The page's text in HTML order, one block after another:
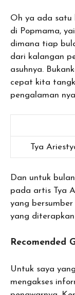
Oh ya ada satu
di Popmama,
dimana tiap
dari kalangan
asuhnya.
cepat kita
pengalaman
Tya
Dan untuk
pada artis Tya
yang
yang
Recomended
Untuk saya
mengakses